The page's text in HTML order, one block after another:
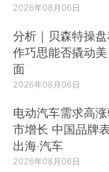
2026年08月06日
分析｜贝森特操
作巧思能否撬动
面
2026年08月06日
电动汽车需求高
市增长 中国品牌
出海·汽车
2026年08月06日